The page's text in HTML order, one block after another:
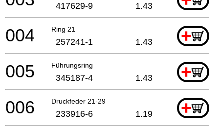
417629-9 1.43
Ring 21 +
004 257241-1 1.43
Führungsring +
005 345187-4 1.43
Druckfeder 21-29 +
006 233916-6 1.19